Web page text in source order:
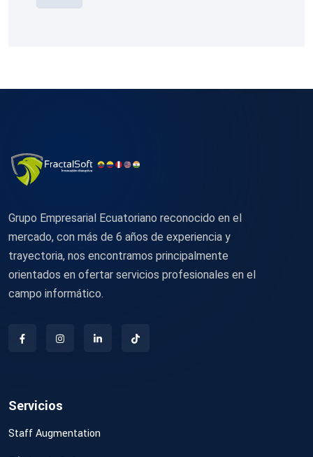
Grupo Empresarial Ecuatoriano reconocido en el
mercado, con más de 6 años de experiencia y
trayectoria, nos encontramos principalmente
orientados en ofertar servicios profesionales en el
campo informático.
Servicios
Staff Augmentation